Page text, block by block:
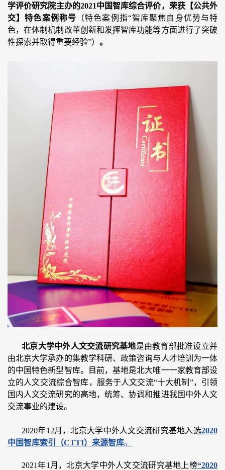
学评价研究院主办的2021中国智库综合评价，荣获【公共外
交】特色案例 称号 （特色案例指“智库聚焦自身优势与特
色，在体制机制改革创新和发挥智库功能等方面进行了突破
性探索并取得重要经验”） 。
北京大学中外人文交流研究基地是由教育部批准设立并
由北京大学承办的集教学科研、政策咨询与人才培训为一体
的中国特色新型智库。目前，基地是北大唯一一家教育部设
立的人文交流综合智库，服务于人文交流“十大机制”，引领
国内人文交流研究的高地，统筹、协调和推进我国中外人文
交流事业的建设。
2020年12月，北京大学中外人文交流研究基地入选2020
中国智库索引（CTTI）来源智库。
2021年1月，北京大学中外人文交流研究基地上榜“2020